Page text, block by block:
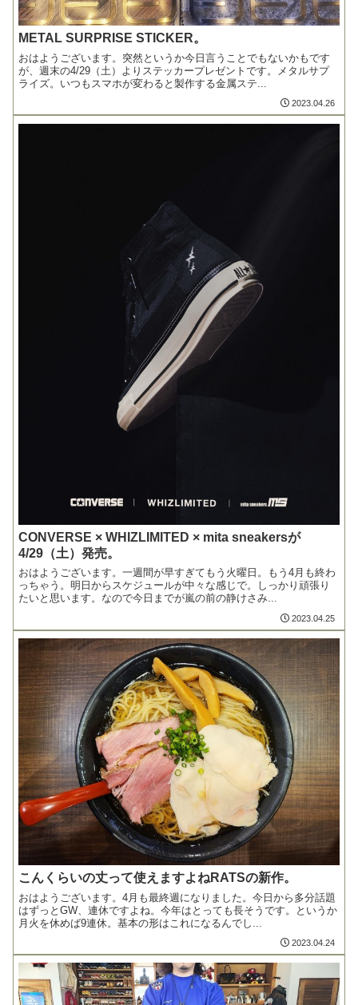
METAL SURPRISE STICKER。
おはようございます。突然というか今日言うことでもないかもです
が、週末の4/29（土）よりステッカープレゼントです。メタルサプ
ライズ。いつもスマホが変わると製作する金属ステ...
2023.04.26
CONVERSE × WHIZLIMITED × mita sneakersが
4/29（土）発売。
おはようございます。一週間が早すぎてもう火曜日。もう4月も終わ
っちゃう。明日からスケジュールが中々な感じで。しっかり頑張り
たいと思います。なので今日までが嵐の前の静けさみ...
2023.04.25
こんくらいの丈って使えますよねRATSの新作。
おはようございます。4月も最終週になりました。今日から多分話題
はずっとGW、連休ですよね。今年はとっても長そうです。というか
月火を休めば9連休。基本の形はこれになるんでし...
2023.04.24